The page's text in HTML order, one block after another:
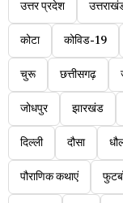
उत्तर प्रदेश
कोटा कोविड-19
चुरू छत्तीसगढ़
जोधपुर झारखंड
दिल्ली दौसा
पौराणिक कथाएं